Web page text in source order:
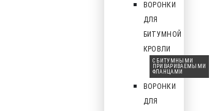
ВОРОНКИ
ДЛЯ
БИТУМНОЙ
КРОВЛИ
С БИТУМНЫМИ
ПРИВАРИВАЕМЫМИ
ФЛАНЦАМИ
ВОРОНКИ
ДЛЯ